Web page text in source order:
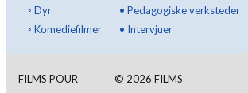
◦ Dyr
◦ Komediefilmer
• Pedagogiske verksteder
• Intervjuer
FILMS POUR
© 2026 FILMS